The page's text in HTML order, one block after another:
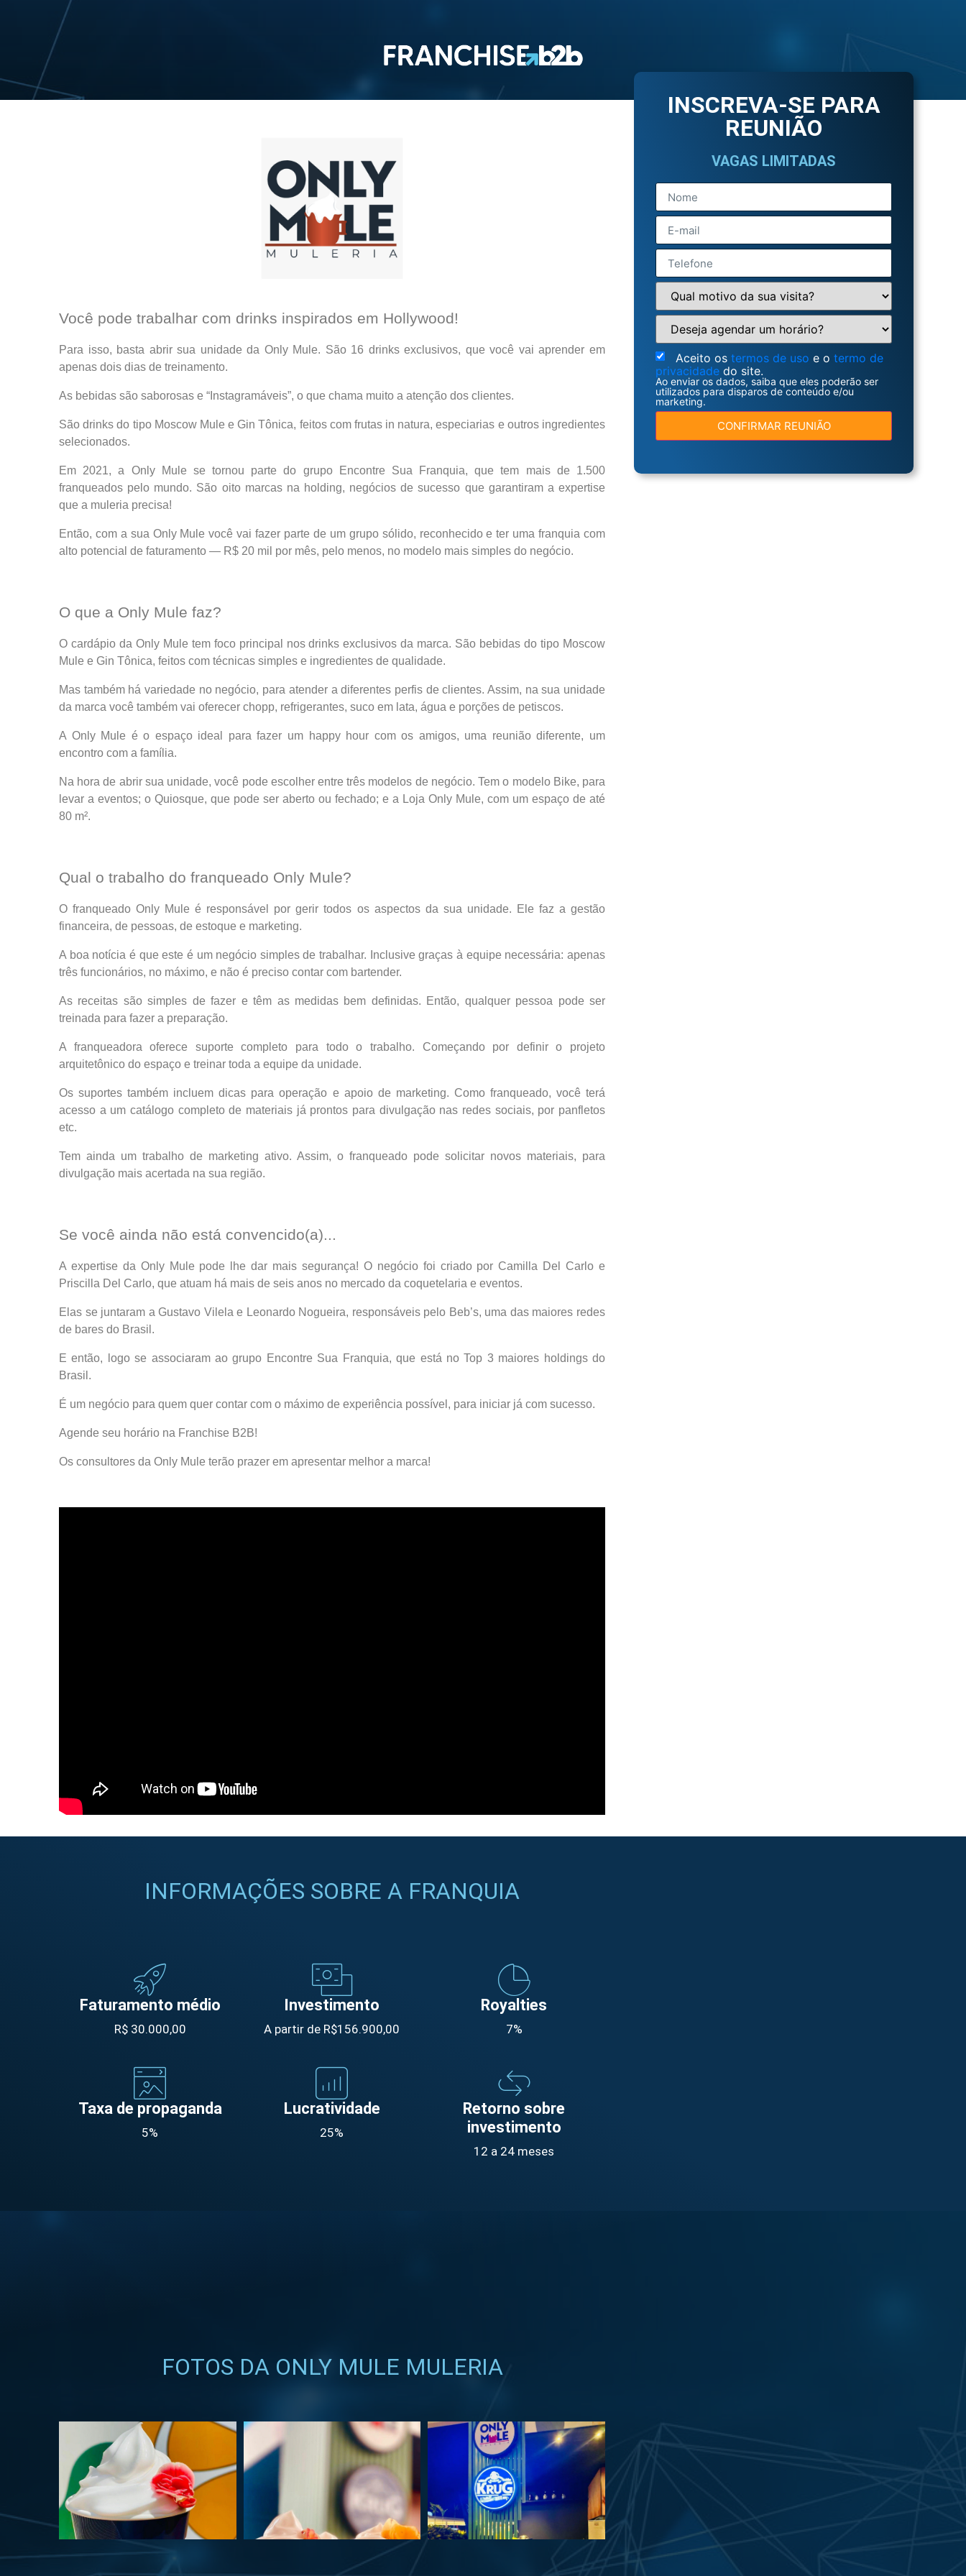
Você pode trabalhar com drinks inspirados em Hollywood!
Para isso, basta abrir sua unidade da Only Mule. São 16 drinks exclusivos, que você vai aprender em
apenas dois dias de treinamento.
As bebidas são saborosas e “Instagramáveis”, o que chama muito a atenção dos clientes.
São drinks do tipo Moscow Mule e Gin Tônica, feitos com frutas in natura, especiarias e outros ingredientes
selecionados.
Em 2021, a Only Mule se tornou parte do grupo Encontre Sua Franquia, que tem mais de 1.500
franqueados pelo mundo. São oito marcas na holding, negócios de sucesso que garantiram a expertise
que a muleria precisa!
Então, com a sua Only Mule você vai fazer parte de um grupo sólido, reconhecido e ter uma franquia com
alto potencial de faturamento — R$ 20 mil por mês, pelo menos, no modelo mais simples do negócio.
O que a Only Mule faz?
O cardápio da Only Mule tem foco principal nos drinks exclusivos da marca. São bebidas do tipo Moscow
Mule e Gin Tônica, feitos com técnicas simples e ingredientes de qualidade.
Mas também há variedade no negócio, para atender a diferentes perfis de clientes. Assim, na sua unidade
da marca você também vai oferecer chopp, refrigerantes, suco em lata, água e porções de petiscos.
A Only Mule é o espaço ideal para fazer um happy hour com os amigos, uma reunião diferente, um
encontro com a família.
Na hora de abrir sua unidade, você pode escolher entre três modelos de negócio. Tem o modelo Bike, para
levar a eventos; o Quiosque, que pode ser aberto ou fechado; e a Loja Only Mule, com um espaço de até
80 m².
Qual o trabalho do franqueado Only Mule?
O franqueado Only Mule é responsável por gerir todos os aspectos da sua unidade. Ele faz a gestão
financeira, de pessoas, de estoque e marketing.
A boa notícia é que este é um negócio simples de trabalhar. Inclusive graças à equipe necessária: apenas
três funcionários, no máximo, e não é preciso contar com bartender.
As receitas são simples de fazer e têm as medidas bem definidas. Então, qualquer pessoa pode ser
treinada para fazer a preparação.
A franqueadora oferece suporte completo para todo o trabalho. Começando por definir o projeto
arquitetônico do espaço e treinar toda a equipe da unidade.
Os suportes também incluem dicas para operação e apoio de marketing. Como franqueado, você terá
acesso a um catálogo completo de materiais já prontos para divulgação nas redes sociais, por panfletos
etc.
Tem ainda um trabalho de marketing ativo. Assim, o franqueado pode solicitar novos materiais, para
divulgação mais acertada na sua região.
Se você ainda não está convencido(a)...
A expertise da Only Mule pode lhe dar mais segurança! O negócio foi criado por Camilla Del Carlo e
Priscilla Del Carlo, que atuam há mais de seis anos no mercado da coquetelaria e eventos.
Elas se juntaram a Gustavo Vilela e Leonardo Nogueira, responsáveis pelo Beb’s, uma das maiores redes
de bares do Brasil.
E então, logo se associaram ao grupo Encontre Sua Franquia, que está no Top 3 maiores holdings do
Brasil.
É um negócio para quem quer contar com o máximo de experiência possível, para iniciar já com sucesso.
Agende seu horário na Franchise B2B!
Os consultores da Only Mule terão prazer em apresentar melhor a marca!
INFORMAÇÕES SOBRE A FRANQUIA
Faturamento médio
R$ 30.000,00
Investimento
A partir de R$156.900,00
Royalties
7%
Taxa de propaganda
5%
Lucratividade
25%
Retorno sobre
investimento
12 a 24 meses
FOTOS DA ONLY MULE MULERIA
INSCREVA-SE PARA
REUNIÃO
VAGAS LIMITADAS
Aceito os termos de uso e o termo de
privacidade do site.
Ao enviar os dados, saiba que eles poderão ser
utilizados para disparos de conteúdo e/ou
marketing.
CONFIRMAR REUNIÃO